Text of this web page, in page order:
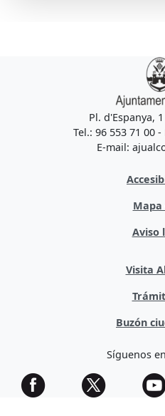
Pl. d'Espanya,
Tel.: 96 553 71 00 -
E-mail:
Mapa
Aviso
Visita
Buzón
Síguenos